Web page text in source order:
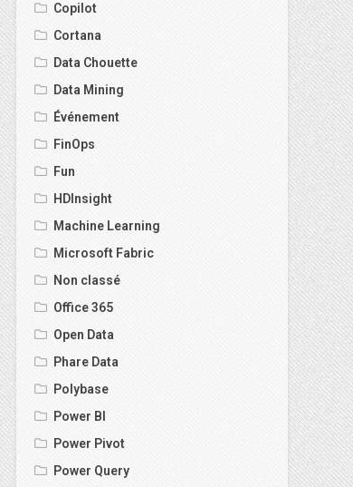
Copilot
Cortana
Data Chouette
Data Mining
Événement
FinOps
Fun
HDInsight
Machine Learning
Microsoft Fabric
Non classé
Office 365
Open Data
Phare Data
Polybase
Power BI
Power Pivot
Power Query